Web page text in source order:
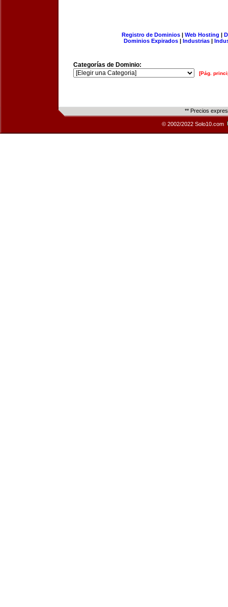
Registro de Dominios| Web Hosting |
Dominios Expirados | Industrias |
Categorías de Dominio:
[Pág.
** Precios
© 2002/2022 Solo10.com